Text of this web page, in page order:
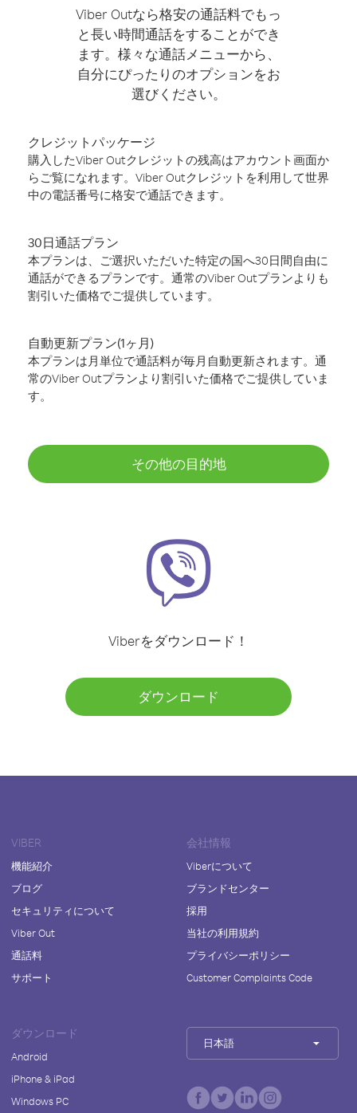
Viber Outなら格安の通話料でもっ
と長い時間通話をすることができ
ます。様々な通話メニューから、
自分にぴったりのオプションをお
選びください。
クレジットパッケージ
購入したViber Outクレジットの残高はアカウント画面か
らご覧になれます。Viber Outクレジットを利用して世界
中の電話番号に格安で通話できます。
30日通話プラン
本プランは、ご選択いただいた特定の国へ30日間自由に
通話ができるプランです。通常のViber Outプランよりも
割引いた価格でご提供しています。
自動更新プラン(1ヶ月)
本プランは月単位で通話料が毎月自動更新されます。通
常のViber Outプランより割引いた価格でご提供していま
す。
その他の目的地
Viberをダウンロード！
ダウンロード
VIBER
機能紹介
ブログ
セキュリティについて
Viber Out
通話料
サポート
会社情報
Viberについて
ブランドセンター
採用
当社の利用規約
プライバシーポリシー
Customer Complaints Code
ダウンロード
Android
iPhone & iPad
Windows PC
日本語